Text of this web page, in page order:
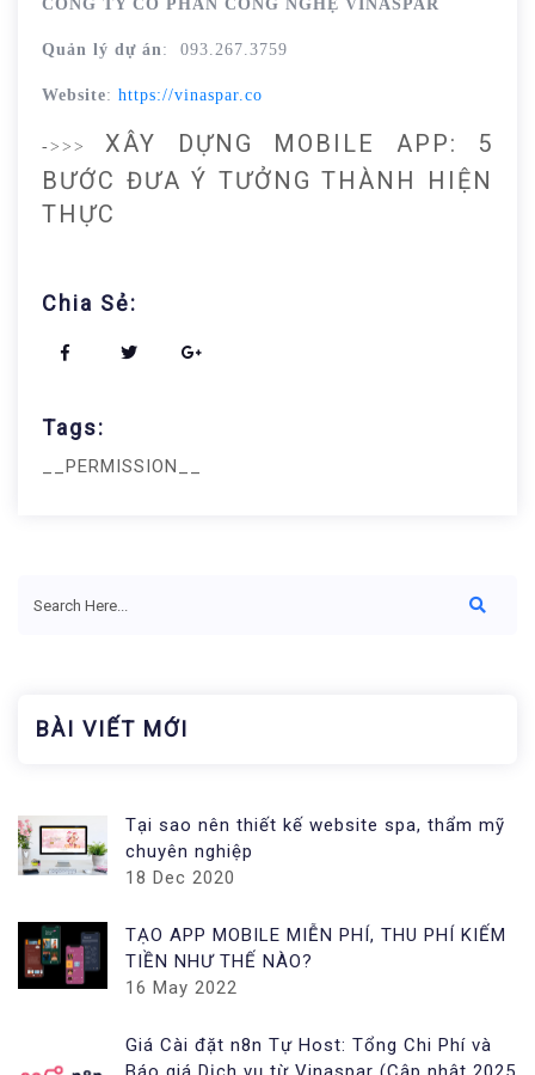
CÔNG TY CỔ PHẦN CÔNG NGHỆ VINASPAR
Quản lý dự án: 093.267.3759
Website: https://vinaspar.co
->>>XÂY DỰNG MOBILE APP: 5
BƯỚC ĐƯA Ý TƯỞNG THÀNH HIỆN
THỰC
Chia Sẻ:
Tags:
__PERMISSION__
BÀI VIẾT MỚI
Tại sao nên thiết kế website spa, thẩm mỹ
chuyên nghiệp
18 Dec 2020
TẠO APP MOBILE MIỄN PHÍ, THU PHÍ KIẾM
TIỀN NHƯ THẾ NÀO?
16 May 2022
Giá Cài đặt n8n Tự Host: Tổng Chi Phí và